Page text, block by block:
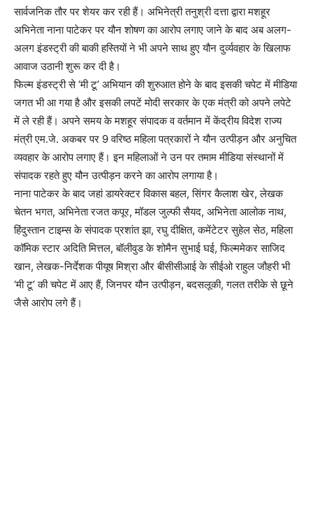
सार्वजनिक तौर पर शेयर कर रही हैं। अभिनेत्री तनुश्री दत्ता द्वारा मशहूर
अभिनेता नाना पाटेकर पर यौन शोषण का आरोप लगाए जाने के बाद अब अलग-
अलग इंडस्ट्री की बाकी हस्तियों ने भी अपने साथ हुए यौन दुर्व्यवहार के खिलाफ
आवाज उठानी शुरू कर दी है।
फिल्म इंडस्ट्री से ‘मी टू’ अभियान की शुरुआत होने के बाद इसकी चपेट में मीडिया
जगत भी आ गया है और इसकी लपटें मोदी सरकार के एक मंत्री को अपने लपेटे
में ले रही हैं। अपने समय के मशहूर संपादक व वर्तमान में केंद्रीय विदेश राज्य
मंत्री एम.जे. अकबर पर 9 वरिष्ठ महिला पत्रकारों ने यौन उत्पीड़न और अनुचित
व्यवहार के आरोप लगाए हैं। इन महिलाओं ने उन पर तमाम मीडिया संस्थानों में
संपादक रहते हुए यौन उत्पीड़न करने का आरोप लगाया है।
नाना पाटेकर के बाद जहां डायरेक्टर विकास बहल, सिंगर कैलाश खेर, लेखक
चेतन भगत, अभिनेता रजत कपूर, मॉडल जुल्फी सैयद, अभिनेता आलोक नाथ,
हिंदुस्तान टाइम्स के संपादक प्रशांत झा, रघु दीक्षित, कमेंटेटर सुहेल सेठ, महिला
कॉमिक स्टार अदिति मित्तल, बॉलीवुड के शोमैन सुभाई घई, फिल्ममेकर साजिद
खान, लेखक-निर्देशक पीयूष मिश्रा और बीसीसीआई के सीईओ राहुल जौहरी भी
‘मी टू’ की चपेट में आए हैं, जिनपर यौन उत्पीड़न, बदसलूकी, गलत तरीके से छूने
जैसे आरोप लगे हैं।